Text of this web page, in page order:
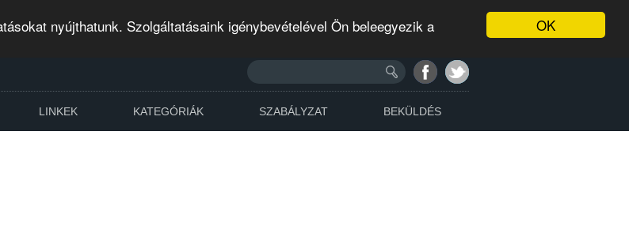
OK
nyújthatunk. Szolgáltatásaink igénybevételével Ön beleegyezik a
LINKEK KATEGÓRIÁK SZABÁLYZAT BEKÜLDÉS